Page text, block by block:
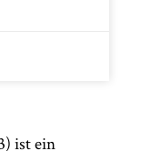
ist ein